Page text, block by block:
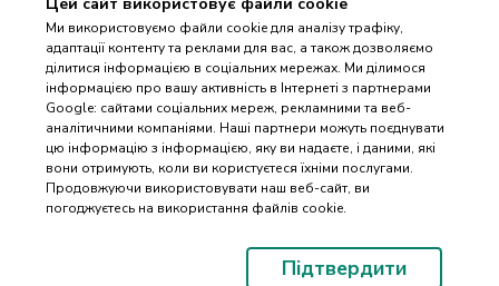
Ми використовуємо файли cookie для аналізу трафіку,
адаптації контенту та реклами для вас, а також дозволяємо
ділитися інформацією в соціальних мережах. Ми ділимося
інформацією про вашу активність в Інтернеті з партнерами
Google: сайтами соціальних мереж, рекламними та веб-
аналітичними компаніями. Наші партнери можуть поєднувати
цю інформацію з інформацією, яку ви надаєте, і даними, які
вони отримують, коли ви користуєтеся їхніми послугами.
Продовжуючи використовувати наш веб-сайт, ви
погоджуєтесь на використання файлів cookie.
Підтвердити
Оплата та доставка
Гарантія і повернення
Контакти
Відгуки
ПІДБІР
ЗАПЧАСТИН